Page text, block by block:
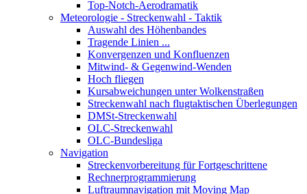
Top-Notch-Aerodramatik
Meteorologie - Streckenwahl - Taktik
Auswahl des Höhenbandes
Tragende Linien ...
Konvergenzen und Konfluenzen
Mitwind- & Gegenwind-Wenden
Hoch fliegen
Kursabweichungen unter Wolkenstraßen
Streckenwahl nach flugtaktischen Überlegungen
DMSt-Streckenwahl
OLC-Streckenwahl
OLC-Bundesliga
Navigation
Streckenvorbereitung für Fortgeschrittene
Rechnerprogrammierung
Luftraumnavigation mit Moving Map